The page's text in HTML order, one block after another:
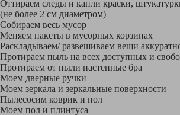
Оттираем следы и капли краски,
(не более 2 см диаметром)
Собираем весь мусор
Меняем пакеты в мусорных корзинах
Раскладываем/ развешиваем вещи
Протираем пыль на всех доступных и
Протираем от пыли настенные бра
Моем дверные ручки
Моем зеркала и зеркальные поверхности
Пылесосим коврик и пол
Моем пол и плинтуса